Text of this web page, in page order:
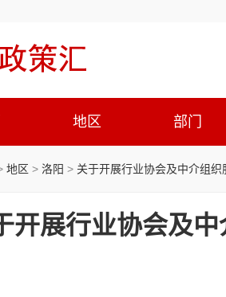
地区 部门
地区 > 洛阳 > 关于开展行业协会及中介组
开展行业协会及